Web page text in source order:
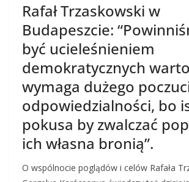
Rafał Trzaskowski w
Budapeszcie:
być ucieleśnieniem
demokratycznych
wymaga dużego
odpowiedzialności, bo
pokusa by zwalczać
ich własna bronią”.
O wspólnocie poglądów i celów Rafała